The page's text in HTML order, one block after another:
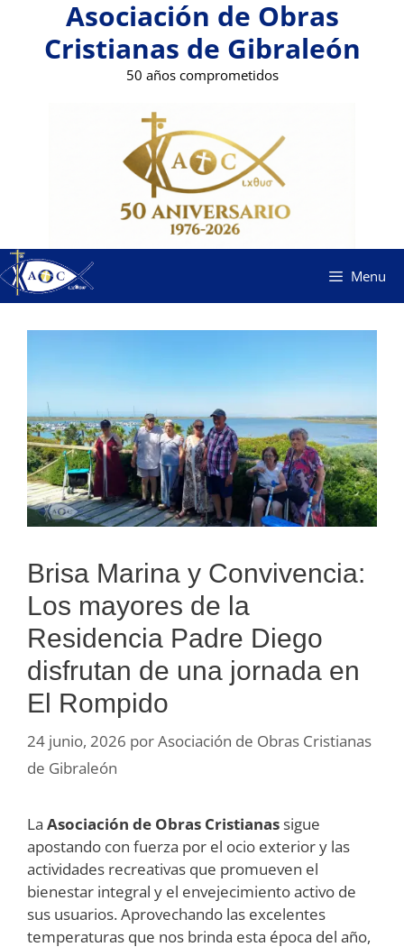
contenido
Asociación de Obras
Cristianas de Gibraleón
50 años comprometidos
Menu
Brisa Marina y Convivencia:
Los mayores de la
Residencia Padre Diego
disfrutan de una jornada en
El Rompido
24 junio, 2026 porAsociación de Obras Cristianas
de Gibraleón
La Asociación de Obras Cristianas sigue
apostando con fuerza por el ocio exterior y las
actividades recreativas que promueven el
bienestar integral y el envejecimiento activo de
sus usuarios. Aprovechando las excelentes
temperaturas que nos brinda esta época del año,